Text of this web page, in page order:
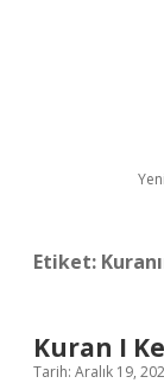
Etiket:
Kuran I
Tarih: Aralık 19,